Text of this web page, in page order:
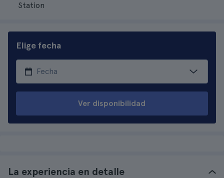
Station
Elige fecha
Ver disponibilidad
La experiencia en detalle